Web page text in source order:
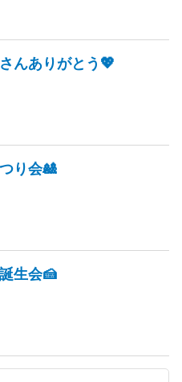
んありがとう💖
り会🎎
生会🍰